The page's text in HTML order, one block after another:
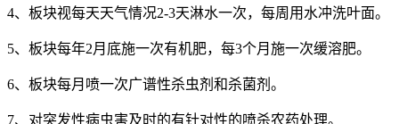
4、板块视每天天气情况2-3天淋水一次，每周用水冲洗叶面。
5、板块每年2月底施一次有机肥，每3个月施一次缓溶肥。
6、板块每月喷一次广谱性杀虫剂和杀菌剂。
7、对突发性病虫害及时的有针对性的喷杀农药处理。